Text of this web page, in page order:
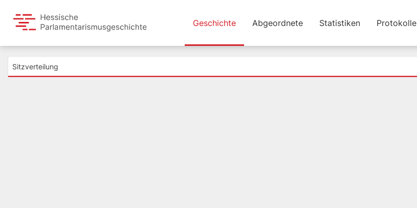
Geschichte Abgeordnete Statistiken Protokolle